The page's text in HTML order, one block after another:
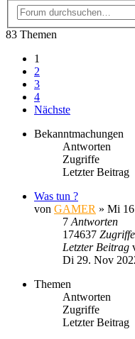
83 Themen
1
2
3
4
Nächste
Bekanntmachungen
Antworten
Zugriffe
Letzter Beitrag
Was tun ?
von GAMER » Mi
7 Antworten
174637 Zugriffe
Letzter Beitrag
Di 29. Nov
Themen
Antworten
Zugriffe
Letzter Beitrag